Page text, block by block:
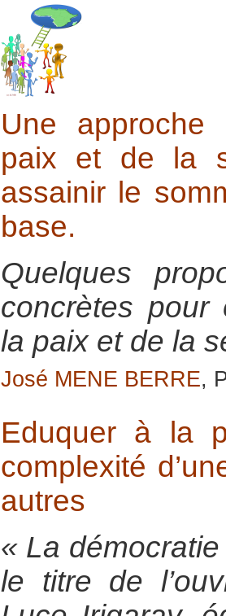
Une approche
paix et de la
assainir le
base.
Quelques
concrètes
la paix et de la
José MENE BERRE,
Eduquer à la
complexité
autres
« La
le titre de